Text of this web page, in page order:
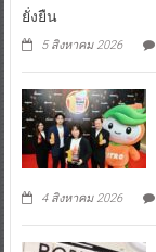
ยั่งยืน
5 สิงหาคม 2026
4 สิงหาคม 2026